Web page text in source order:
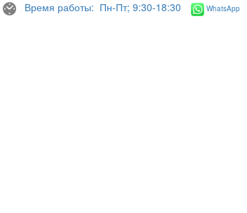
Время работы: Пн-Пт; 9:30-18:30 WhatsApp